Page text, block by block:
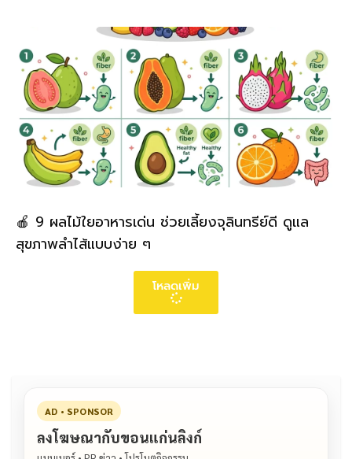
🍎 9 ผลไม้ใยอาหารเด่น ช่วยเลี้ยงจุลินทรีย์ดี ดูแล
สุขภาพลำไส้แบบง่าย ๆ
โหลดเพิ่ม
AD • SPONSOR
ลงโฆษณากับขอนแก่นลิงก์